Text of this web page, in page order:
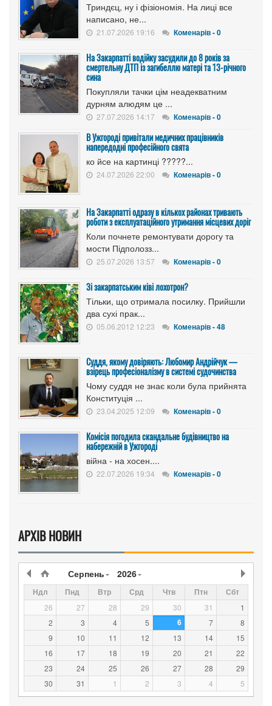
Триндєц, ну і фізіономія. На лиці все
написано, не...
21.07.2026 19:16 Коменарів - 0
На Закарпатті водійку засудили до 8 років за
смертельну ДТП із загибеллю матері та 13-річного
сина
Покупляли тачки цім неадекватним
дурням алюдям це ...
27.07.2026 14:17 Коменарів - 0
В Ужгороді привітали медичних працівників
напередодні професійного свята
ко йсе на картинці ?????...
24.07.2026 22:00 Коменарів - 0
На Закарпатті одразу в кількох районах тривають
роботи з експлуатаційного утримання місцевих доріг
Коли почнете ремонтувати дорогу та
мости Підполозз...
25.07.2026 13:57 Коменарів - 0
Зі закарпатським ківі лохотрон?
Тільки, що отримала посилку. Прийшли
два сухі прак...
05.06.2012 12:23 Коменарів - 48
Суддя, якому довіряють: Любомир Андрійчук —
взірець професіоналізму в системі судочинства
Чому суддя не знає коли була прийнята
Конституція ...
23.04.2025 12:09 Коменарів - 0
Комісія погодила скандальне будівництво на
набережній в Ужгороді
війна - на хосен....
22.07.2026 19:34 Коменарів - 0
АРХІВ НОВИН
Серпень 2026
Ндл Пнд Втр Срд Чтв Птн Сбт
26 27 28 29 30 31
1
2
3 4 5 6 7
8
9
10 11 12 13 14
15
16
17 18 19 20 21
22
23
24 25 26 27 28
29
30
31 1 2 3 4 5